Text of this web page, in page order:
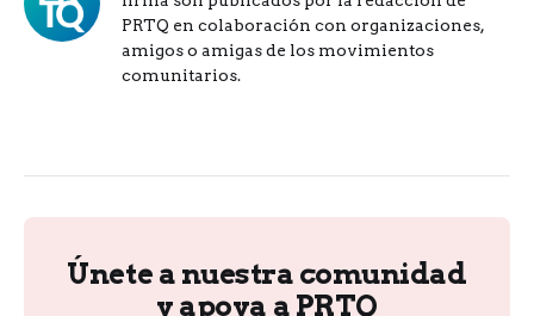
PRTQ en colaboración con organizaciones,
amigos o amigas de los movimientos
comunitarios.
Únete a nuestra comunidad
y apoya a PRTQ